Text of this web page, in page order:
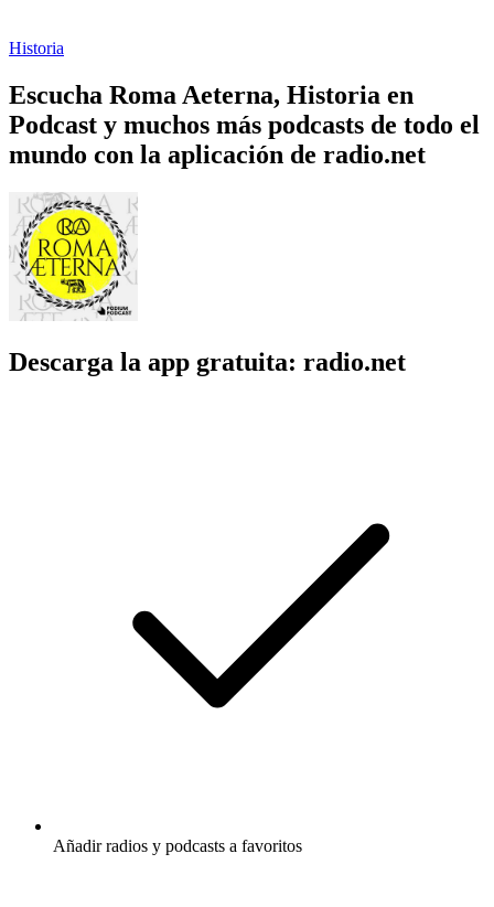
Historia
Escucha Roma Aeterna, Historia en
Podcast y muchos más podcasts de todo el
mundo con la aplicación de radio.net
Descarga la app gratuita: radio.net
Añadir radios y podcasts a favoritos